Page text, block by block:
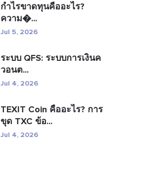
กำไรขาดทุนคืออะไร?
ความ�...
Jul 5, 2026
ระบบ QFS: ระบบการเงินค
วอนต...
Jul 4, 2026
TEXIT Coin คืออะไร? การ
ขุด TXC ข้อ...
Jul 4, 2026